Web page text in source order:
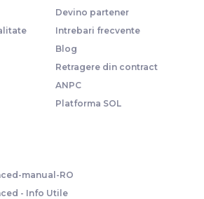
Devino partener
Intrebari frecvente
Blog
Retragere din contract
ANPC
Platforma SOL
manual-RO
- Info Utile